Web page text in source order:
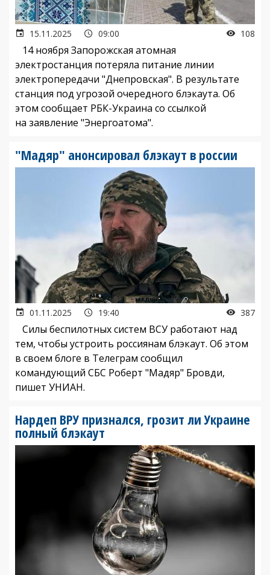
15.11.2025 09:00 108
14 ноября Запорожская атомная
электростанция потеряла питание линии
электропередачи "Днепровская". В результате
станция под угрозой очередного блэкаута. Об
этом сообщает РБК-Украина со ссылкой
на заявление "Энергоатома".
"Мадяр" анонсировал блэкаут в россии
01.11.2025 19:40 387
Силы беспилотных систем ВСУ работают над
тем, чтобы устроить россиянам блэкаут. Об этом
в своем блоге в Телеграм сообщил
командующий СБС Роберт "Мадяр" Бровди,
пишет УНИАН.
Нардеп ВРУ признался, грозит ли Украине
полный блэкаут